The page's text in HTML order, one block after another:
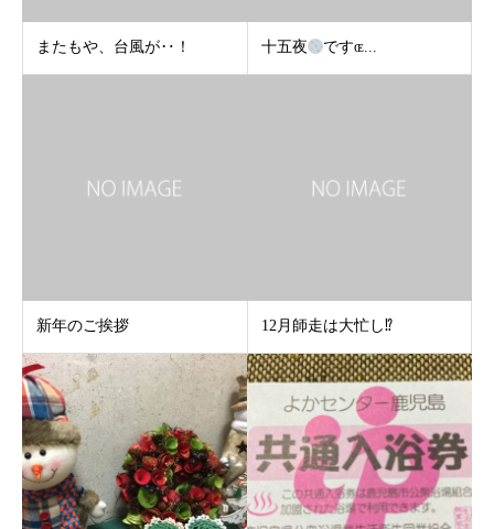
またもや、台風が‥！ 十五夜 ですɶ...
新年のご挨拶 12月師走は大忙し⁉︎